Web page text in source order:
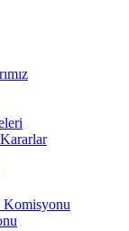
Komisyonu